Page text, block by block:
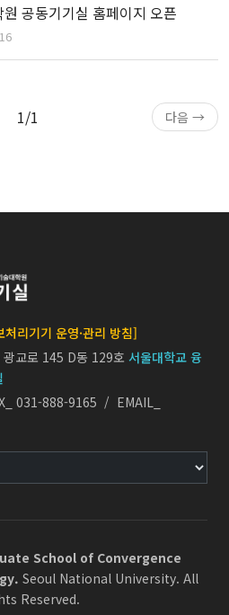
공동기기실 홈페이지 오픈
1/1 다음 →
처리기기 운영·관리 방침]
교로 145 D동 129호 서울대학교 융
031-888-9165 / EMAIL_
School of Convergence
Seoul National University. All
Reserved.